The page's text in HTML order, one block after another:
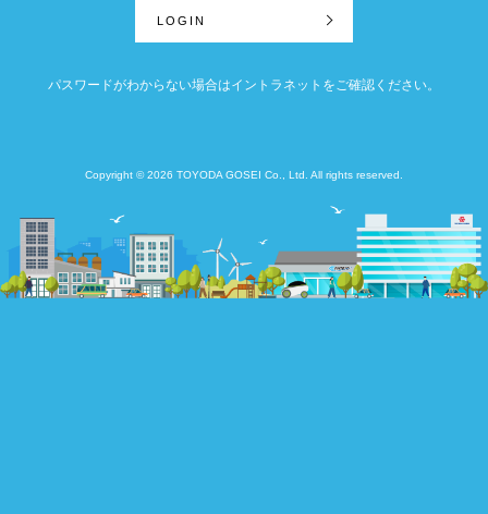
パスワードがわからない場合はイントラネットをご確認ください。
Copyright © 2026 TOYODA GOSEI Co., Ltd. All rights reserved.